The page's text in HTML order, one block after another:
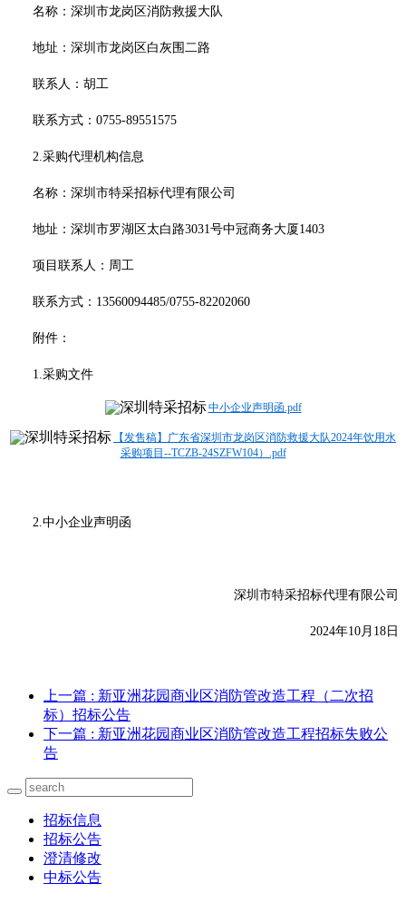
名称：深圳市龙岗区消防救援大队
地址：深圳市龙岗区白灰围二路
联系人：胡工
联系方式：0755-89551575
2. 采购代理机构信息
名称：深圳市特采招标代理有限公司
地址：深圳市罗湖区太白路3031号中冠商务大厦1403
项目联系人：周工
联系方式：13560094485/0755-82202060
附件：
1. 采购文件
中小企业声明函.pdf
【发售稿】广东省深圳市龙岗区消防救援大队2024年饮用水
采购项目--TCZB-24SZFW104）.pdf
2.中小企业声明函
深圳市特采招标代理有限公司
2024年10月18日
上一篇 : 新亚洲花园商业区消防管改造工程（二次招
标）招标公告
下一篇 : 新亚洲花园商业区消防管改造工程招标失败公
告
招标信息
招标公告
澄清修改
中标公告